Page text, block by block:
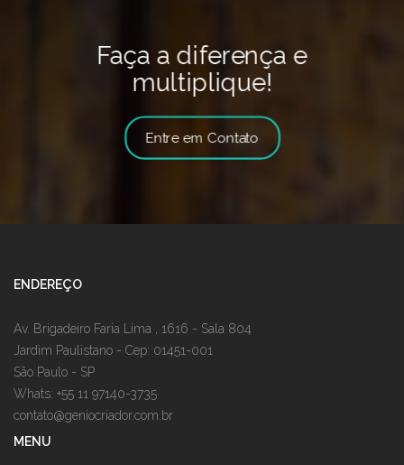
Faça a diferença e
multiplique!
Entre em Contato
ENDEREÇO
Av. Brigadeiro Faria Lima , 1616 - Sala 804
Jardim Paulistano - Cep: 01451-001
São Paulo - SP
Whats: +55 11 97140-3735
contato@geniocriador.com.br
MENU